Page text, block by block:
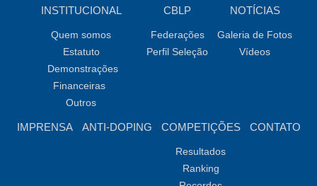
INSTITUCIONAL
Quem somos
Estatuto
Demonstrações
Financeiras
Outros
CBLP
Federações
Perfil Seleção
NOTÍCIAS
Galeria de Fotos
Vídeos
IMPRENSA ANTI-DOPING COMPETIÇÕES
Resultados
Ranking
CONTATO